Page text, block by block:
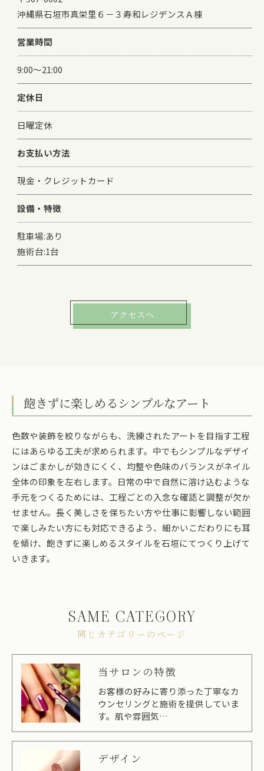
沖縄県石垣市真栄里６－３寿和レジデンスＡ棟
営業時間
9:00～21:00
定休日
日曜定休
お支払い方法
現金・クレジットカード
設備・特徴
駐車場:あり
施術台:1台
アクセスへ
飽きずに楽しめるシンプルなアート
色数や装飾を絞りながらも、洗練されたアートを目指す工程
にはあらゆる工夫が求められます。中でもシンプルなデザイ
ンはごまかしが効きにくく、均整や色味のバランスがネイル
全体の印象を左右します。日常の中で自然に溶け込むような
手元をつくるためには、工程ごとの入念な確認と調整が欠か
せません。長く美しさを保ちたい方や仕事に影響しない範囲
で楽しみたい方にも対応できるよう、細かいこだわりにも耳
を傾け、飽きずに楽しめるスタイルを石垣にてつくり上げて
いきます。
同じカテゴリーのページ
SAME CATEGORY
当サロンの特徴
お客様の好みに寄り添った丁寧なカ
ウンセリングと施術を提供していま
す。肌や雰囲気…
デザイン
ご予約はこちら